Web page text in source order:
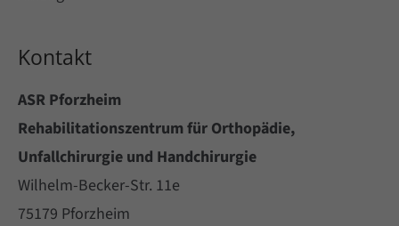
376-293 City Road, Suite 600
San Francisco, CA 94102
Have any questions?
+44 1234 567 890
Kontakt
ASR Pforzheim
Rehabilitationszentrum für Orthopädie,
Unfallchirurgie und Handchirurgie
Wilhelm-Becker-Str. 11e
75179 Pforzheim